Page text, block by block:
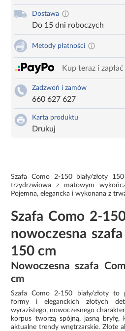
Dostawa
Do 15 dni roboczych
Metody płatności
Kup teraz i
Zadzwoń i zamów
660 627 627
Karta produktu
Drukuj
Szafa Como 2-150 biały/złoty
trzydrzwiowa z matowym
Pojemna, elegancka i wykonana z
Szafa Como 2-
nowoczesna
150 cm
Nowoczesna szafa
cm
Szafa Como 2-150 biały/złoty to
formy i eleganckich złotych
wyrazistego, nowoczesnego
korpus tworzą spójną, jasną
aktualne trendy wnętrzarskie. Złote